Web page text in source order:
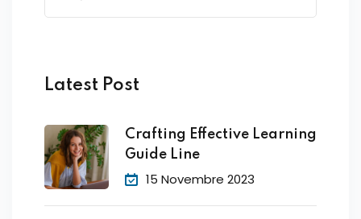
Latest Post
Crafting Effective Learning
Guide Line
15 Novembre 2023